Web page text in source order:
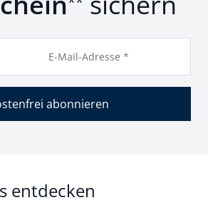
E-Mail-Adresse *
abonnieren
entdecken